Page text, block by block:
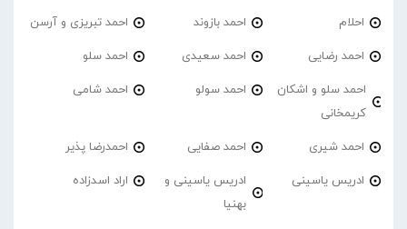
احلام احمد بازوند احمد تبریزی و آرسن
احمد‌ رضایی احمد سعیدی احمد سلو
احمد سلو و اشکان
کریمخانی
احمد سولو احمد شامی
احمد شیری احمد صفایی احمدرضا پذیر
ادریس یاسینی
ادریس یاسینی و
بهنیا
اراد اسدزاده